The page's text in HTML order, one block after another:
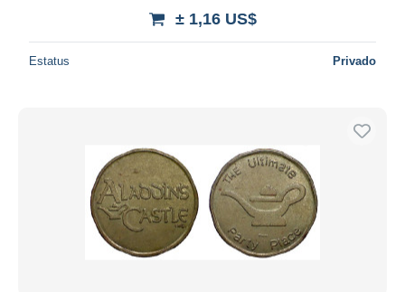
± 1,16 US$
Estatus Privado